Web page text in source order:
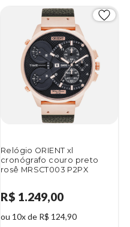
Relógio ORIENT xl
cronógrafo couro preto
rosê MRSCT003 P2PX
R$ 1.249,00
ou 10x de R$ 124,90